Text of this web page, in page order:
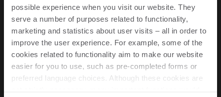
possible experience when you visit our website. They
serve a number of purposes related to functionality,
marketing and statistics about user visits – all in order to
improve the user experience. For example, some of the
cookies related to functionality aim to make our website
easier for you to use, such as pre-completed forms or
preferred language choices. Although these cookies are
Do ciebie należy decyzja o tym,
jaki będzie twój następny krok.
Niezależnie od tego, jaką technologię komunikacyjną
wybierzesz, najpierw musisz przeanalizować swoje